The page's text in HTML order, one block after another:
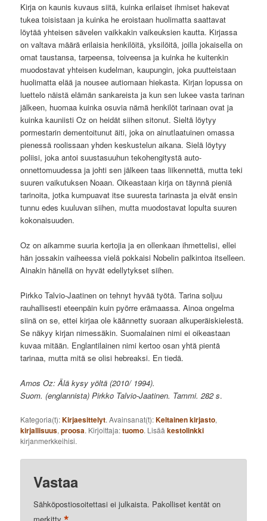
Kirja on kaunis kuvaus siitä, kuinka erilaiset ihmiset hakevat
tukea toisistaan ja kuinka he eroistaan huolimatta saattavat
löytää yhteisen sävelen vaikkakin vaikeuksien kautta. Kirjassa
on valtava määrä erilaisia henkilöitä, yksilöitä, joilla jokaisella on
omat taustansa, tarpeensa, toiveensa ja kuinka he kuitenkin
muodostavat yhteisen kudelman, kaupungin, joka puutteistaan
huolimatta elää ja nousee autiomaan hiekasta. Kirjan lopussa on
luettelo näistä elämän sankareista ja kun sen lukee vasta tarinan
jälkeen, huomaa kuinka osuvia nämä henkilöt tarinaan ovat ja
kuinka kauniisti Oz on heidät siihen sitonut. Sieltä löytyy
pormestarin dementoitunut äiti, joka on ainutlaatuinen omassa
pienessä roolissaan yhden keskustelun aikana. Sielä löytyy
poliisi, joka antoi suustasuuhun tekohengitystä auto-
onnettomuudessa ja johti sen jälkeen taas liikennettä, mutta teki
suuren vaikutuksen Noaan. Oikeastaan kirja on täynnä pieniä
tarinoita, jotka kumpuavat itse suuresta tarinasta ja eivät ensin
tunnu edes kuuluvan siihen, mutta muodostavat lopulta suuren
kokonaisuuden.
Oz on aikamme suuria kertojia ja en ollenkaan ihmettelisi, ellei
hän jossakin vaiheessa vielä pokkaisi Nobelin palkintoa itselleen.
Ainakin hänellä on hyvät edellytykset siihen.
Pirkko Talvio-Jaatinen on tehnyt hyvää työtä. Tarina soljuu
rauhallisesti eteenpäin kuin pyörre erämaassa. Ainoa ongelma
siinä on se, ettei kirjaa ole käännetty suoraan alkuperäiskielestä.
Se näkyy kirjan nimessäkin. Suomalainen nimi ei oikeastaan
kuvaa mitään. Englantilainen nimi kertoo osan yhtä pientä
tarinaa, mutta mitä se olisi hebreaksi. En tiedä.
Amos Oz: Älä kysy yöltä (2010/ 1994).
Suom. (englannista) Pirkko Talvio-Jaatinen. Tammi. 282 s.
Kategoria(t):Kirjaesittelyt. Avainsanat(t):Keltainen kirjasto,
kirjallisuus,proosa. Kirjoittaja:tuomo. Lisääkestolinkki
kirjanmerkkeihisi.
Vastaa
Sähköpostiosoitettasi ei julkaista. Pakolliset kentät on